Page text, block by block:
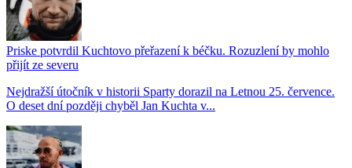
Priske potvrdil Kuchtovo přeřazení k béčku. Rozuzlení by mohlo
přijít ze severu
Nejdražší útočník v historii Sparty dorazil na Letnou 25. července.
O deset dní později chyběl Jan Kuchta v...